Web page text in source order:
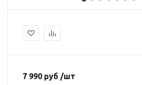
7 990 руб /шт